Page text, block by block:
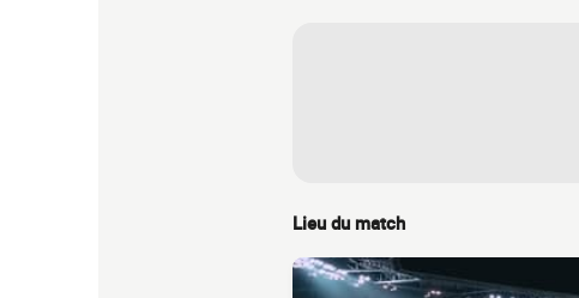
Lieu du match